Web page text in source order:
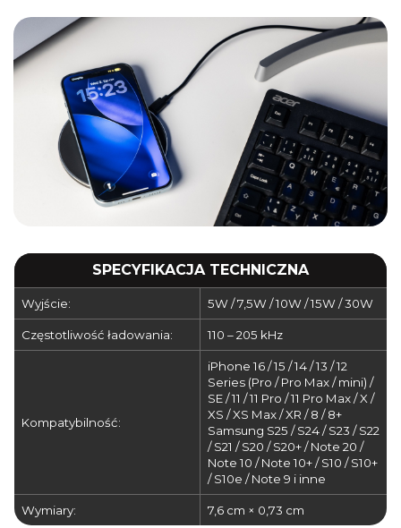
SPECYFIKACJA TECHNICZNA
Wyjście: 5W / 7,5W / 10W / 15W / 30W
Częstotliwość ładowania: 110 – 205 kHz
Kompatybilność:
iPhone 16 / 15 / 14 / 13 / 12
Series (Pro / Pro Max / mini) /
SE / 11 / 11 Pro / 11 Pro Max / X /
XS / XS Max / XR / 8 / 8+
Samsung S25 / S24 / S23 / S22
/ S21 / S20 / S20+ / Note 20 /
Note 10 / Note 10+ / S10 / S10+
/ S10e / Note 9 i inne
Wymiary: 7,6 cm × 0,73 cm